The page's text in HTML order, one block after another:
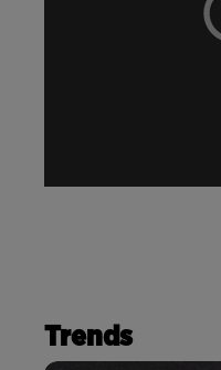
Trends